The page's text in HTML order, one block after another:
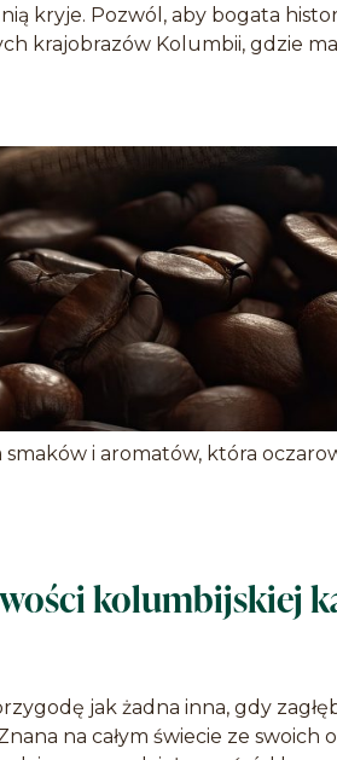
kryje. Pozwól, aby bogata
krajobrazów Kolumbii, gdzie
i aromatów, która
kolumbijskiej
jak żadna inna, gdy
na całym świecie ze